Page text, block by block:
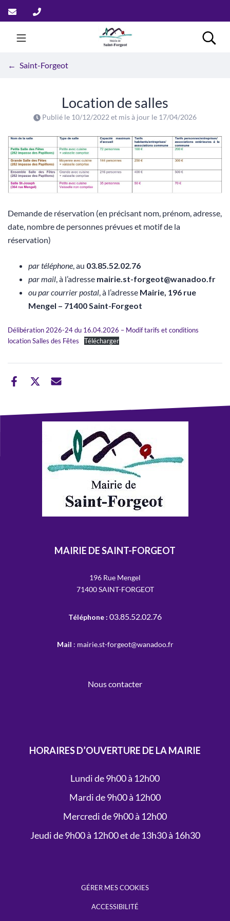
au
contenu
Saint-Forgeot
Saint-Forgeot
Location de salles
Publié le 10/12/2022 et mis à jour le 17/04/2026
Demande de réservation (en précisant nom, prénom, adresse,
date, nombre de personnes prévues et motif de la
réservation)
par téléphone, au 03.85.52.02.76
par mail, à l’adresse mairie.st-forgeot@wanadoo.fr
ou par courrier postal, à l’adresse Mairie, 196 rue
Mengel – 71400 Saint-Forgeot
Délibération 2026-24 du 16.04.2026 – Modif tarifs et conditions
location Salles des Fêtes
Télécharger
MAIRIE DE SAINT-FORGEOT
196 Rue Mengel
71400 SAINT-FORGEOT
Téléphone : 03.85.52.02.76
Mail : mairie.st-forgeot@wanadoo.fr
Nous contacter
HORAIRES D’OUVERTURE DE LA MAIRIE
Lundi de 9h00 à 12h00
Mardi de 9h00 à 12h00
Mercredi de 9h00 à 12h00
Jeudi de 9h00 à 12h00 et de 13h30 à 16h30
GÉRER MES COOKIES
ACCESSIBILITÉ